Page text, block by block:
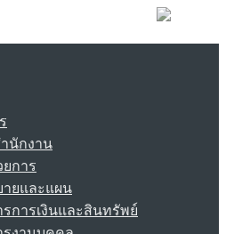
นักงาน
การ
ยและแผน
การเงินและสินทรัพย์